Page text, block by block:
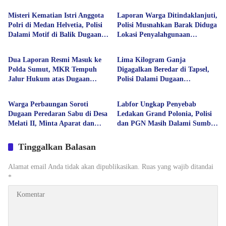
Misteri Kematian Istri Anggota
Polri di Medan Helvetia, Polisi
Dalami Motif di Balik Dugaan
Laporan Warga Ditindaklanjuti,
Polisi Musnahkan Barak Diduga
Lokasi Penyalahgunaan
Berita Utama
Dua Laporan Resmi Masuk ke
Polda Sumut, MKR Tempuh
Jalur Hukum atas Dugaan
Hukum
Lima Kilogram Ganja
Digagalkan Beredar di Tapsel,
Polisi Dalami Dugaan
Berita Utama
Warga Perbaungan Soroti
Dugaan Peredaran Sabu di Desa
Melati II, Minta Aparat dan
Hukum
Labfor Ungkap Penyebab
Ledakan Grand Polonia, Polisi
dan PGN Masih Dalami Sumber
Tinggalkan Balasan
Alamat email Anda tidak akan dipublikasikan. Ruas yang wajib ditandai
*